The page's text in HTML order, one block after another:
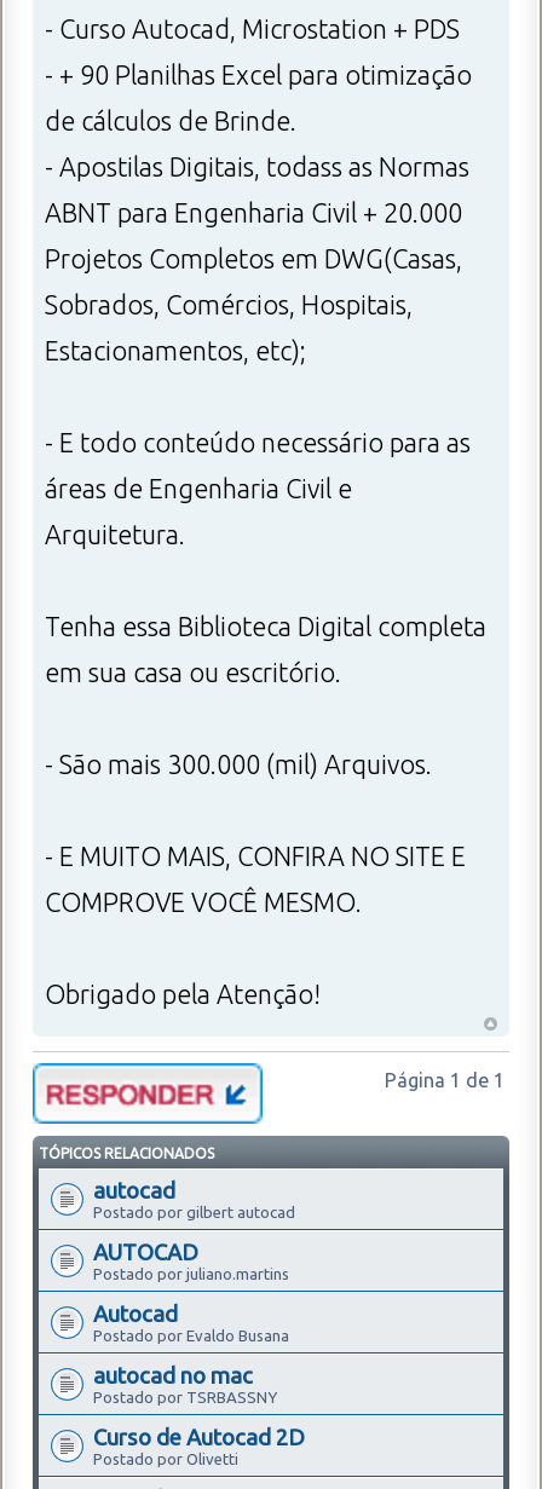
- Curso Autocad, Microstation + PDS
- + 90 Planilhas Excel para otimização
de cálculos de Brinde.
- Apostilas Digitais, todass as Normas
ABNT para Engenharia Civil + 20.000
Projetos Completos em DWG(Casas,
Sobrados, Comércios, Hospitais,
Estacionamentos, etc);
- E todo conteúdo necessário para as
áreas de Engenharia Civil e
Arquitetura.
Tenha essa Biblioteca Digital completa
em sua casa ou escritório.
- São mais 300.000 (mil) Arquivos.
- E MUITO MAIS, CONFIRA NO SITE E
COMPROVE VOCÊ MESMO.
Obrigado pela Atenção!
Página 1 de 1
TÓPICOS RELACIONADOS
autocad
Postado por gilbert autocad
AUTOCAD
Postado por juliano.martins
Autocad
Postado por Evaldo Busana
autocad no mac
Postado por TSRBASSNY
Curso de Autocad 2D
Postado por Olivetti